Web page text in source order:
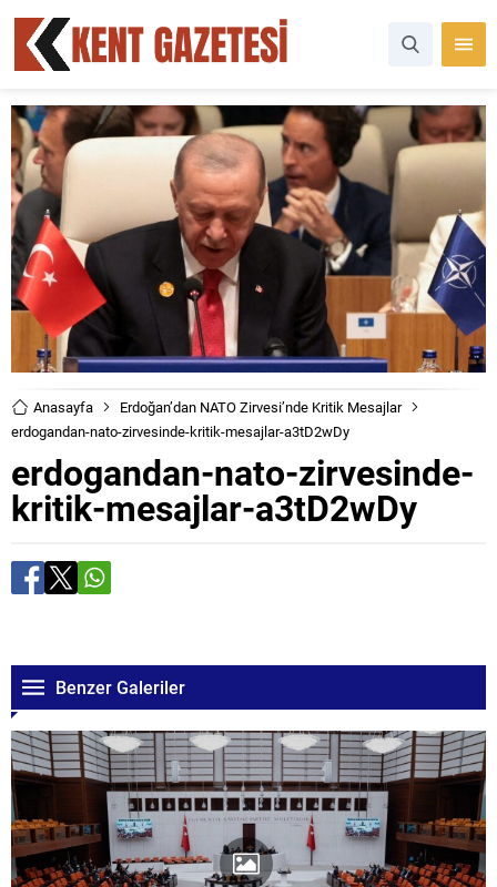
Anasayfa
Erdoğan’dan NATO Zirvesi’nde Kritik Mesajlar
erdogandan-nato-zirvesinde-kritik-mesajlar-a3tD2wDy
erdogandan-nato-zirvesinde-
kritik-mesajlar-a3tD2wDy
Benzer Galeriler